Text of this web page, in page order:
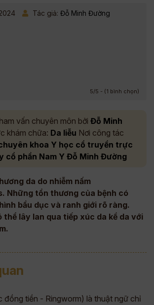
Tác giả: Đỗ Minh Đường
5/5 - (1 bình chọn)
vấn chuyên môn bởi Đỗ Minh
khám chữa: Da liễu Nơi công tác
khoa Y học cổ truyền trực
cổ phần Nam Y Đỗ Minh Đường
da do nhiễm nấm
Những tổn thương của bệnh có
bầu dục và ranh giới rõ ràng.
thể lây lan qua tiếp xúc da kề da với
đồng tiền - Ringworm) là thuật ngữ chỉ